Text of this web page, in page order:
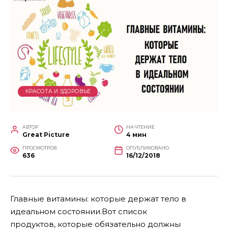
КРАСОТА И ЗДОРОВЬЕ
АВТОР
Great Picture
НА ЧТЕНИЕ
4 мин
ПРОСМОТРОВ
636
ОПУБЛИКОВАНО
16/12/2018
Главные витамины: которые держат тело в
идеальном состоянии.Вот список
продуктов, которые обязательно должны